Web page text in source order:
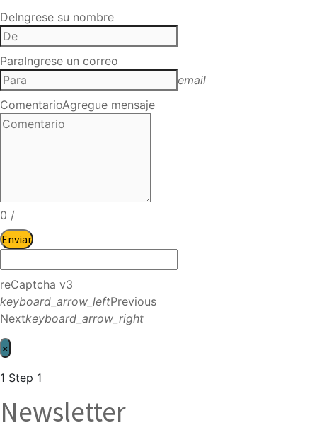
DeIngrese su nombre
ParaIngrese un correo
email
ComentarioAgregue mensaje
0 /
Enviar
reCaptcha v3
keyboard_arrow_leftPrevious
Nextkeyboard_arrow_right
×
1 Step 1
Newsletter